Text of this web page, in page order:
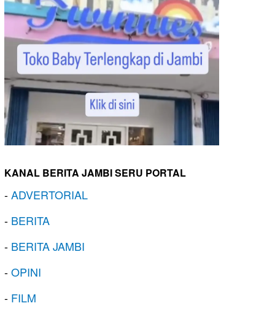
KANAL BERITA JAMBI SERU PORTAL
-ADVERTORIAL
- BERITA
- BERITA JAMBI
-OPINI
- FILM